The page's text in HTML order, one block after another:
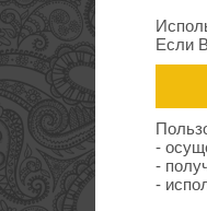
Если
-
-
-